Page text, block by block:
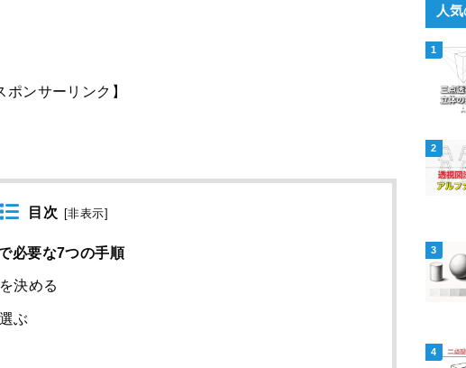
ポンサーリンク】
目次 [非表示
必要な7つの手順
決める
ぶ
人